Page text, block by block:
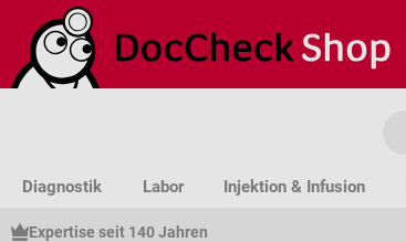
Hauptinhalt springen
Zur Suche springen
Zur Hauptnavigation springen
Diagnostik Labor Injektion & Infusion
Expertise seit 140 Jahren